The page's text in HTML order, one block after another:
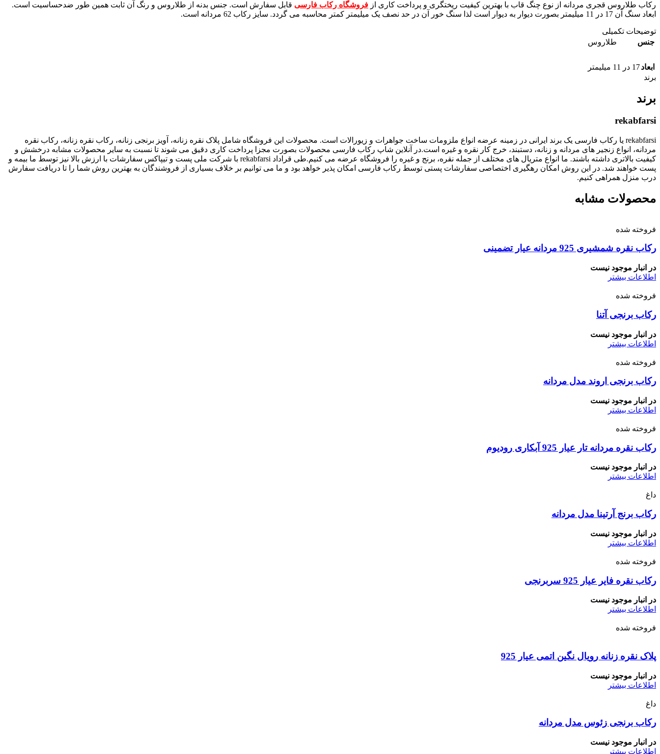
رکاب طلاروس قجری مردانه از نوع چنگ قاب با بهترین کیفیت ریختگری و پرداخت کاری از فروشگاه رکاب فارسی قابل سفارش است. جنس بدنه از طلاروس و رنگ آن ثابت همین طور ضدحساسیت است.
ابعاد سنگ آن 17 در 11 میلیمتر بصورت دیوار به دیوار است لذا سنگ خور آن در حد نصف یک میلیمتر کمتر محاسبه می گردد. سایز رکاب 62 مردانه است.
توضیحات تکمیلی
جنس
طلاروس
ابعاد17 در 11 میلیمتر
برند
برند
rekabfarsi
rekabfarsi یا رکاب فارسی یک برند ایرانی در زمینه عرضه انواع ملزومات ساخت جواهرات و زیورالات است. محصولات این فروشگاه شامل پلاک نقره زنانه، آویز برنجی زنانه، رکاب نقره زنانه، رکاب نقره
مردانه، انواع زنجیر های مردانه و زنانه، دستبند، خرج کار نقره و غیره است.در آنلاین شاپ رکاب فارسی محصولات بصورت مجزا پرداخت کاری دقیق می شوند تا نسبت به سایر محصولات مشابه درخشش و
کیفیت بالاتری داشته باشند. ما انواع متریال های مختلف از جمله نقره، برنج و غیره را فروشگاه عرضه می کنیم.طی قراداد rekabfarsi با شرکت ملی پست و تیپاکس سفارشات با ارزش بالا نیز توسط ما بیمه و
پست خواهند شد. در این روش امکان رهگیری اختصاصی سفارشات پستی توسط رکاب فارسی امکان پذیر خواهد بود و ما می توانیم بر خلاف بسیاری از فروشندگان به بهترین روش شما را تا دریافت سفارش
درب منزل همراهی کنیم.
محصولات مشابه
فروخته شده
رکاب نقره شمشیری 925 مردانه عیار تضمینی
در انبار موجود نیست
اطلاعات بیشتر
فروخته شده
رکاب برنجی آتنا
در انبار موجود نیست
اطلاعات بیشتر
فروخته شده
رکاب برنجی اروند مدل مردانه
در انبار موجود نیست
اطلاعات بیشتر
فروخته شده
رکاب نقره مردانه تار عیار 925 آبکاری رودیوم
در انبار موجود نیست
اطلاعات بیشتر
داغ
رکاب برنج آرتینا مدل مردانه
در انبار موجود نیست
اطلاعات بیشتر
فروخته شده
رکاب نقره فایر عیار 925 سربرنجی
در انبار موجود نیست
اطلاعات بیشتر
فروخته شده
پلاک نقره زنانه رویال نگین اتمی عیار 925
در انبار موجود نیست
اطلاعات بیشتر
داغ
رکاب برنجی زئوس مدل مردانه
در انبار موجود نیست
اطلاعات بیشتر